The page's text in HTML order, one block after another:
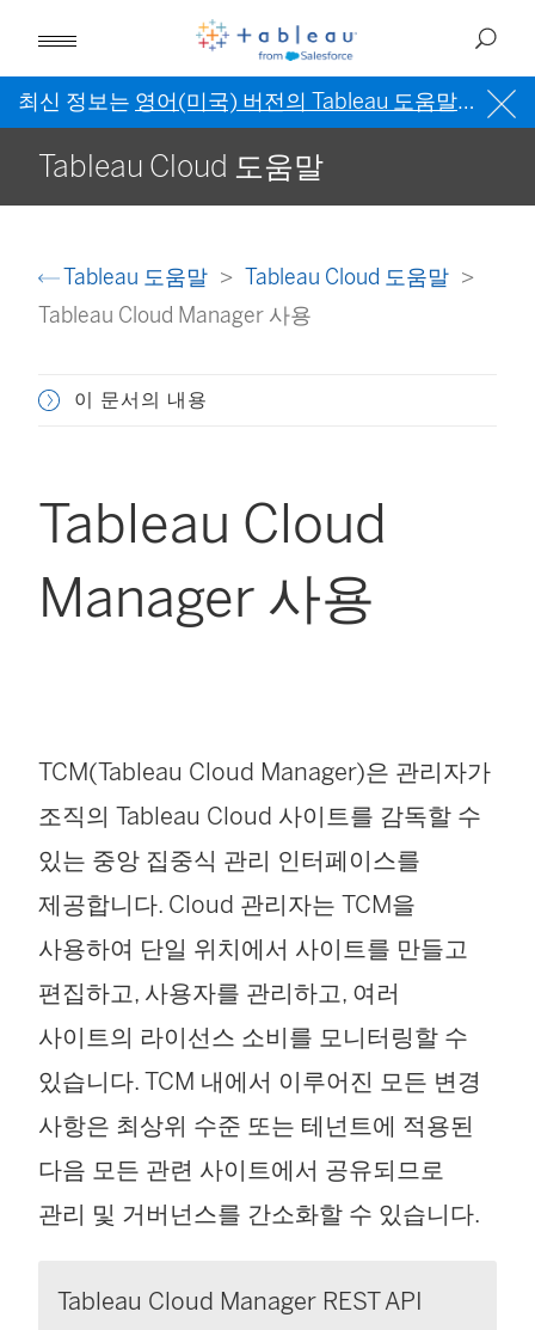
최신 정보는 영어(미국) 버전의 Tableau 도움말을 참조
Tableau Cloud 도움말
Tableau 도움말
Tableau Cloud 도움말
Tableau Cloud Manager 사용
이 문서의 내용
Tableau Cloud
Manager 사용
TCM(Tableau Cloud Manager)은 관리자가
조직의 Tableau Cloud 사이트를 감독할 수
있는 중앙 집중식 관리 인터페이스를
제공합니다. Cloud 관리자는 TCM을
사용하여 단일 위치에서 사이트를 만들고
편집하고, 사용자를 관리하고, 여러
사이트의 라이선스 소비를 모니터링할 수
있습니다. TCM 내에서 이루어진 모든 변경
사항은 최상위 수준 또는 테넌트에 적용된
다음 모든 관련 사이트에서 공유되므로
관리 및 거버넌스를 간소화할 수 있습니다.
Tableau Cloud Manager REST API